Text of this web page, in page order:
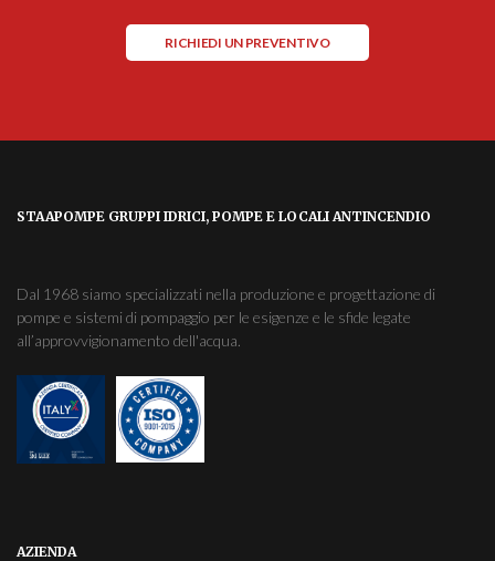
RICHIEDI UN PREVENTIVO
STAAPOMPE GRUPPI IDRICI, POMPE E LOCALI ANTINCENDIO
Dal 1968 siamo specializzati nella produzione e progettazione di
pompe e sistemi di pompaggio per le esigenze e le sfide legate
all’approvvigionamento dell'acqua.
AZIENDA